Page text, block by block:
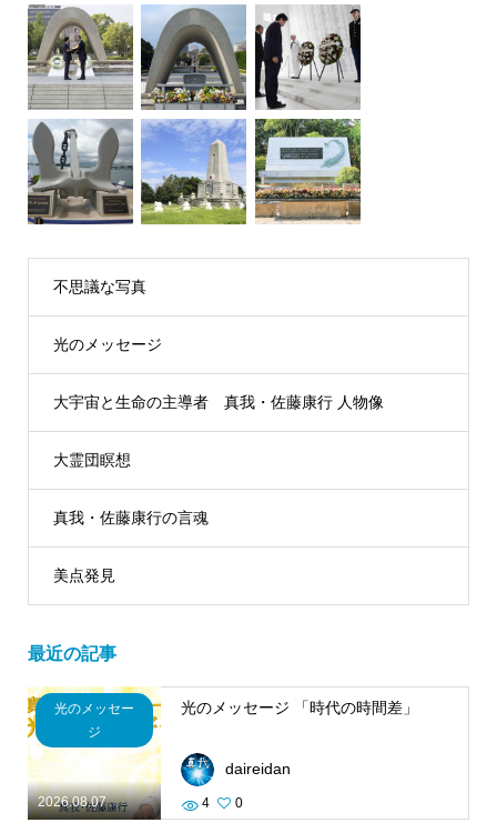
不思議な写真
光のメッセージ
大宇宙と生命の主導者 真我・佐藤康行 人物像
大霊団瞑想
真我・佐藤康行の言魂
美点発見
最近の記事
2026.08.07
光のメッセー
ジ
光のメッセージ 「時代の時間差」
daireidan
4 0